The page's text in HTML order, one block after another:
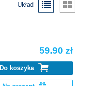
Układ
59.90 zł
Do koszyka